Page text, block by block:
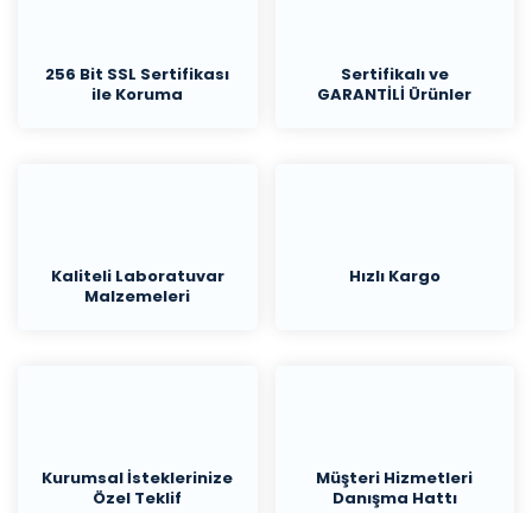
256 Bit SSL Sertifikası
ile Koruma
Sertifikalı ve
GARANTİLİ Ürünler
Kaliteli Laboratuvar
Malzemeleri
Hızlı Kargo
Kurumsal İsteklerinize
Özel Teklif
Müşteri Hizmetleri
Danışma Hattı